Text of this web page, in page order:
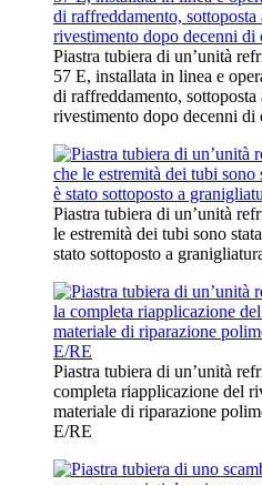
Piastra tubiera di un’unità
57 E, installata in linea e
di raffreddamento,
rivestimento dopo decenni di
Piastra tubiera di un’unità
le estremità dei tubi sono
stato sottoposto a
Piastra tubiera di un’unità
completa riapplicazione del
materiale di riparazione
E/RE